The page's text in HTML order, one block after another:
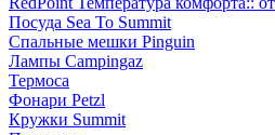
Посуда Sea To Summit
Спальные мешки Pinguin
Лампы Campingaz
Термоса
Фонари Petzl
Кружки Summit